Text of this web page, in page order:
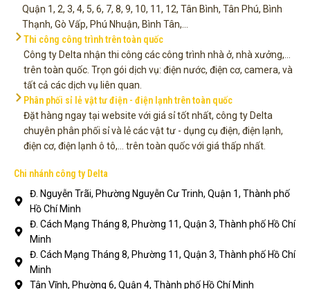
Quận 1, 2, 3, 4, 5, 6, 7, 8, 9, 10, 11, 12, Tân Bình, Tân Phú, Bình
Thạnh, Gò Vấp, Phú Nhuận, Bình Tân,...
Thi công công trình trên toàn quốc
Công ty Delta nhận thi công các công trình nhà ở, nhà xưởng,...
trên toàn quốc. Trọn gói dịch vụ: điện nước, điện cơ, camera, và
tất cả các dịch vụ liên quan.
Phân phối sỉ lẻ vật tư điện - điện lạnh trên toàn quốc
Đặt hàng ngay tại website với giá sỉ tốt nhất, công ty Delta
chuyên phân phối sỉ và lẻ các vật tư - dụng cụ điện, điện lạnh,
điện cơ, điện lạnh ô tô,... trên toàn quốc với giá thấp nhất.
Chi nhánh công ty Delta
Đ. Nguyễn Trãi, Phường Nguyễn Cư Trinh, Quận 1, Thành phố
Hồ Chí Minh
Đ. Cách Mạng Tháng 8, Phường 11, Quận 3, Thành phố Hồ Chí
Minh
Đ. Cách Mạng Tháng 8, Phường 11, Quận 3, Thành phố Hồ Chí
Minh
Tân Vĩnh, Phường 6, Quận 4, Thành phố Hồ Chí Minh